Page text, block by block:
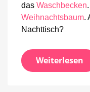
das Waschbecken
Weihnachtsbaum.
Nachttisch?
Weiterlesen